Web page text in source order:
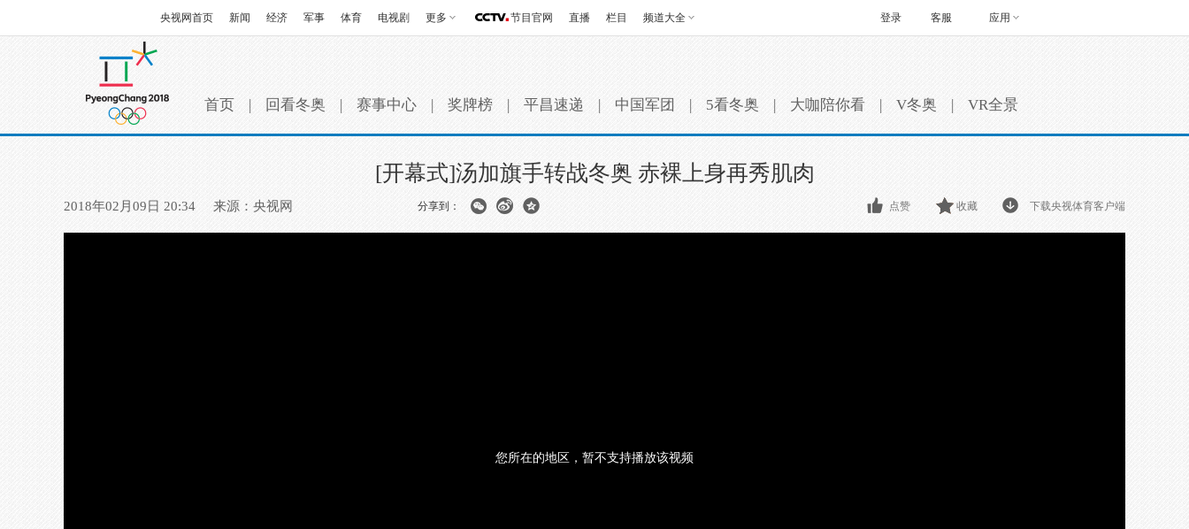
央视网首页 新闻 经济 军事 体育 电视剧 更多 节目官网 直播 栏目 频道大全 客服 应用
登录
首页 | 回看冬奥 | 赛事中心 | 奖牌榜 | 平昌速递 | 中国军团 | 5看冬奥 | 大咖陪你看 | V冬奥 | VR全景
[开幕式]汤加旗手转战冬奥 赤裸上身再秀肌肉
2018年02月09日 20:34 来源：央视网 分享到： 下载央视体育客户端
收藏
点赞
您所在的地区，暂不支持播放该视频